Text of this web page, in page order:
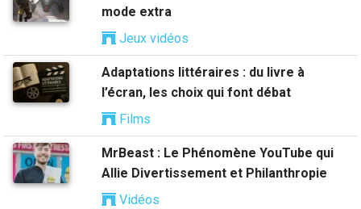
mode extra
Jeux vidéos
Adaptations littéraires : du livre à
l’écran, les choix qui font débat
Films
MrBeast : Le Phénomène YouTube qui
Allie Divertissement et Philanthropie
Vidéos